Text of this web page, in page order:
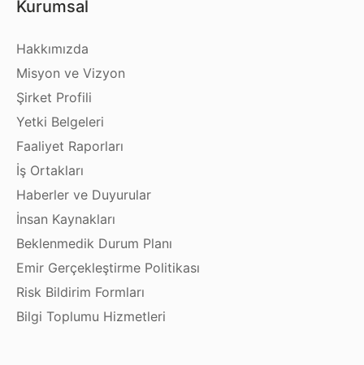
Kurumsal
Hakkımızda
Misyon ve Vizyon
Şirket Profili
Yetki Belgeleri
Faaliyet Raporları
İş Ortakları
Haberler ve Duyurular
İnsan Kaynakları
Beklenmedik Durum Planı
Emir Gerçekleştirme Politikası
Risk Bildirim Formları
Bilgi Toplumu Hizmetleri